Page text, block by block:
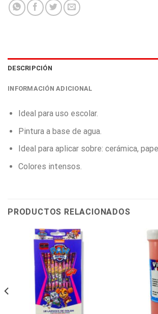
DESCRIPCIÓN
INFORMACIÓN ADICIONAL
Ideal para uso escolar.
Pintura a base de agua.
Ideal para aplicar sobre: cerámica,
Colores intensos.
PRODUCTOS RELACIONADOS